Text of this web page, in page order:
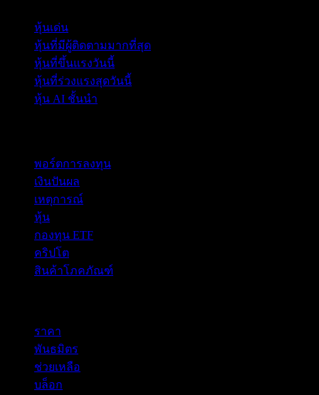
หุ้นเด่น
หุ้นที่มีผู้ติดตามมากที่สุด
หุ้นที่ขึ้นแรงวันนี้
หุ้นที่ร่วงแรงสุดวันนี้
หุ้น AI ชั้นนำ
พอร์ตการลงทุน
เงินปันผล
เหตุการณ์
หุ้น
กองทุน ETF
คริปโต
สินค้าโภคภัณฑ์
ราคา
พันธมิตร
ช่วยเหลือ
บล็อก